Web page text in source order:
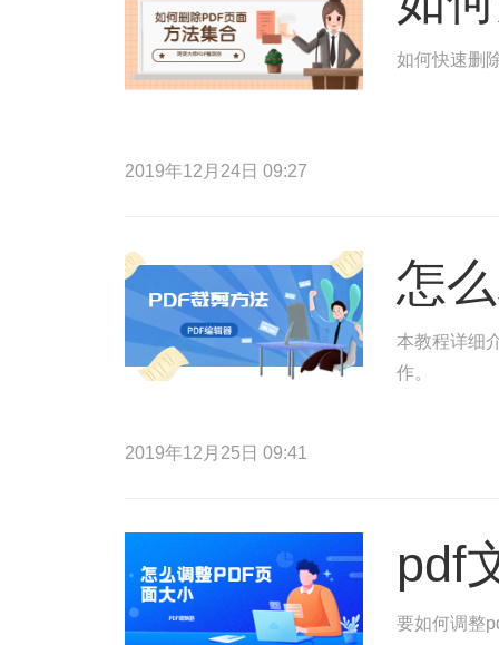
如何快速删
2019年12月24日 09:27
怎
本教程详细
作。
2019年12月25日 09:41
pdf
要如何调整